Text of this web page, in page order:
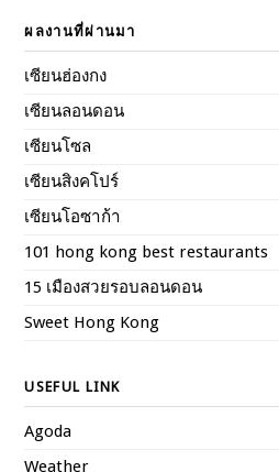
ผลงานที่ผ่านมา
เซียนฮ่องกง
เซียนลอนดอน
เซียนโซล
เซียนสิงคโปร์
เซียนโอซาก้า
101 hong kong best restaurants
15 เมืองสวยรอบลอนดอน
Sweet Hong Kong
USEFUL LINK
Agoda
Weather